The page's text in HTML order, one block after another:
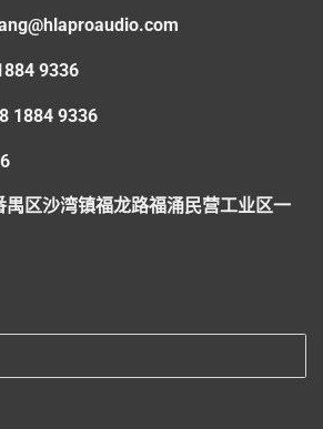
9336
1884 9336
禺区沙湾镇福龙路福涌民营工业区一